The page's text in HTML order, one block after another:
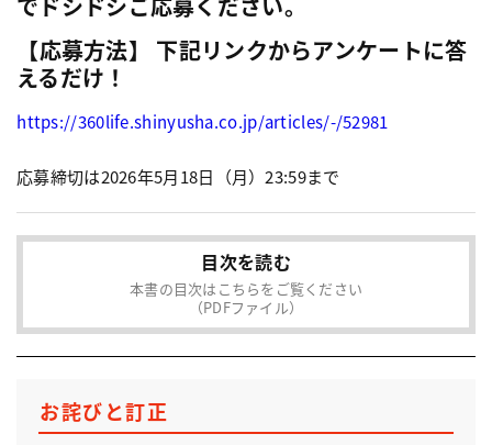
でドシドシご応募ください。
【応募方法】 下記リンクからアンケートに答
えるだけ！
https://360life.shinyusha.co.jp/articles/-/52981
目次を読む
本書の目次はこちらをご覧ください
（PDFファイル）
お詫びと訂正